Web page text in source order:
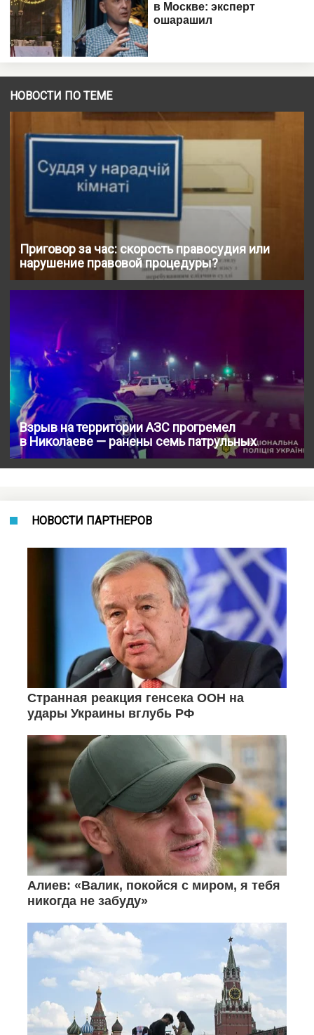
НОВОСТИ ПО ТЕМЕ
Приговор за час: скорость правосудия или
нарушение правовой процедуры?
Взрыв на территории АЗС прогремел
в Николаеве — ранены семь патрульных
НОВОСТИ ПАРТНЕРОВ